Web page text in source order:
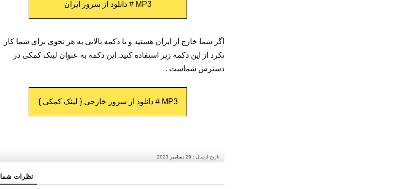
MP3 # دانلود از سرور ایران
اگر شما خارج از ایران هستید و یا دکمه بالایی به هر نحوی برای شما کار
نکرد از این دکمه زیر استفاده کنید. این دکمه به عنوان لینک کمکی در
دسترس شماست .
MP3 # دانلود از سرور خارجی { لینک کمکی }
تاریخ ارسال :
نظرات شما